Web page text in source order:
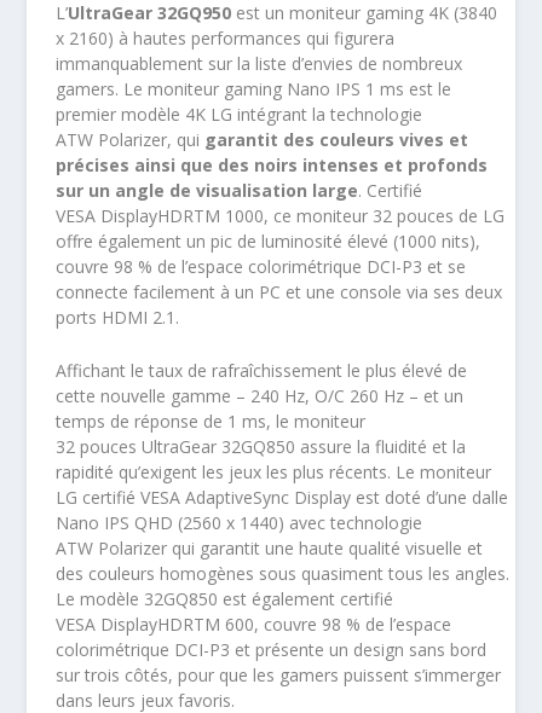
L’UltraGear 32GQ950 est un moniteur gaming 4K (3840
x 2160) à hautes performances qui figurera
immanquablement sur la liste d’envies de nombreux
gamers. Le moniteur gaming Nano IPS 1 ms est le
premier modèle 4K LG intégrant la technologie
ATW Polarizer, qui garantit des couleurs vives et
précises ainsi que des noirs intenses et profonds
sur un angle de visualisation large. Certifié
VESA DisplayHDRTM 1000, ce moniteur 32 pouces de LG
offre également un pic de luminosité élevé (1000 nits),
couvre 98 % de l’espace colorimétrique DCI-P3 et se
connecte facilement à un PC et une console via ses deux
ports HDMI 2.1.
Affichant le taux de rafraîchissement le plus élevé de
cette nouvelle gamme – 240 Hz, O/C 260 Hz – et un
temps de réponse de 1 ms, le moniteur
32 pouces UltraGear 32GQ850 assure la fluidité et la
rapidité qu’exigent les jeux les plus récents. Le moniteur
LG certifié VESA AdaptiveSync Display est doté d’une dalle
Nano IPS QHD (2560 x 1440) avec technologie
ATW Polarizer qui garantit une haute qualité visuelle et
des couleurs homogènes sous quasiment tous les angles.
Le modèle 32GQ850 est également certifié
VESA DisplayHDRTM 600, couvre 98 % de l’espace
colorimétrique DCI-P3 et présente un design sans bord
sur trois côtés, pour que les gamers puissent s’immerger
dans leurs jeux favoris.